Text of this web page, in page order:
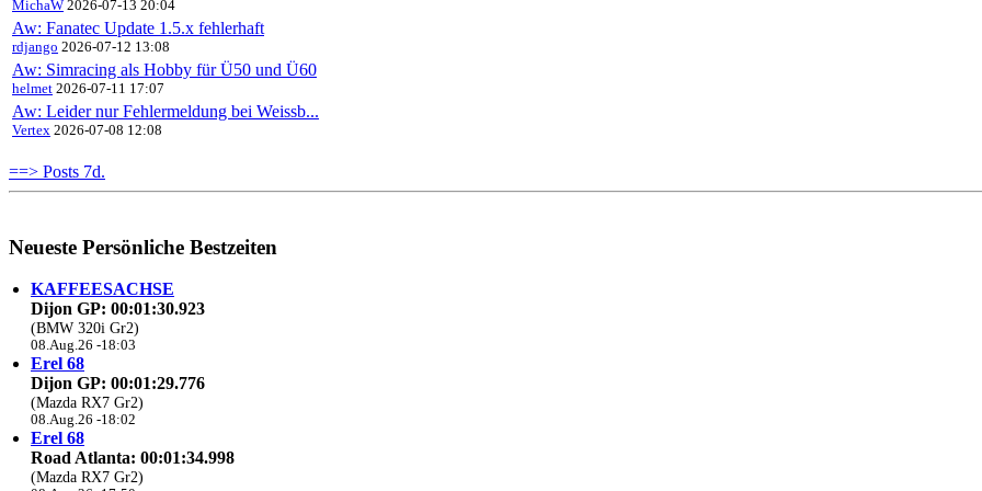
MichaW 2026-07-13 20:04
Aw: Fanatec Update 1.5.x fehlerhaft
rdjango 2026-07-12 13:08
Aw: Simracing als Hobby für Ü50 und Ü60
helmet 2026-07-11 17:07
Aw: Leider nur Fehlermeldung bei Weissb...
Vertex 2026-07-08 12:08
==> Posts 7d.
Neueste Persönliche Bestzeiten
KAFFEESACHSE
Dijon GP: 00:01:30.923
(BMW 320i Gr2)
08.Aug.26 -18:03
Erel 68
Dijon GP: 00:01:29.776
(Mazda RX7 Gr2)
08.Aug.26 -18:02
Erel 68
Road Atlanta: 00:01:34.998
(Mazda RX7 Gr2)